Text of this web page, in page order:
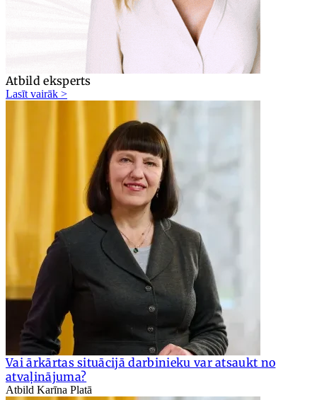
Atbild eksperts
Lasīt vairāk >
Vai ārkārtas situācijā darbinieku var atsaukt no
atvaļinājuma?
Atbild Karīna Platā